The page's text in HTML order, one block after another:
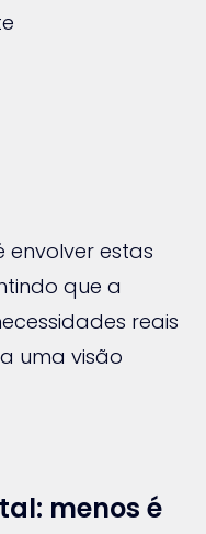
envolver estas
que a
reais
uma visão
menos é